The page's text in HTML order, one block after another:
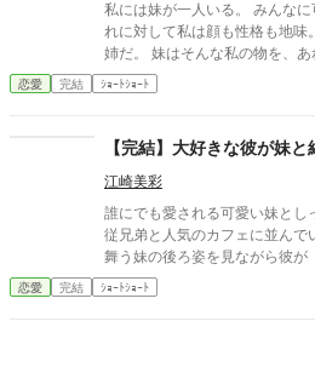
私には妹が一人いる。 みんな
れに対して私は顔も性格も地味
姉だ。 妹はそんな私の物を、あれもこれもと欲しがってくる。 い
いよ、私の物でいいのならあげる、全部
レもあげるわね。
恋愛 完結 ｼｮｰﾄｼｮｰﾄ
【完結】大好きな彼が妹
江崎美彩
誰にでも愛される可愛い妹とし
従兄弟と人気のカフェに並んで
舞う妹の後ろ姿を見ながら彼が
いて…… さっくり読める短編です。 異世界もののつもりで書いて
ますが、あまり異世界感はあり
恋愛 完結 ｼｮｰﾄｼｮｰﾄ